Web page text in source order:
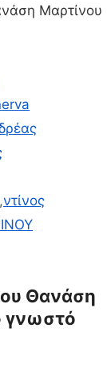
Μαρτίνου
,ντίνος
Θανάση
γνωστό